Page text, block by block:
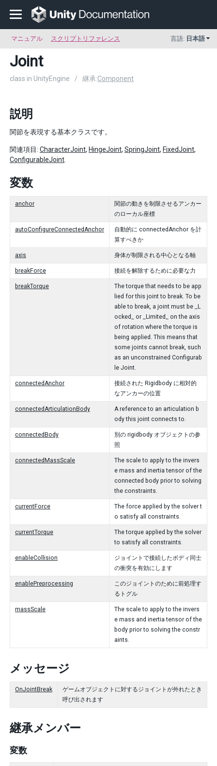
マニュアル スクリプトリファレンス 言語: 日本語
Joint
class in UnityEngine / 継承:Component
説明
関節を表現する基本クラスです。
関連項目: CharacterJoint, HingeJoint, SpringJoint, FixedJoint,
ConfigurableJoint
変数
anchor
関節の動きを制限させるアンカー
のローカル座標
autoConfigureConnectedAnchor
自動的に connectedAnchor を計
算すべきか
axis 身体が制限される中心となる軸
breakForce 接続を解除するために必要な力
breakTorque
The torque that needs to be app
lied for this joint to break. To be
able to break, a joint must be _L
ocked_ or _Limited_ on the axis
of rotation where the torque is
being applied. This means that
some joints cannot break, such
as an unconstrained Configurab
le Joint.
connectedAnchor
接続された Rigidbody に相対的
なアンカーの位置
connectedArticulationBody
A reference to an articulation b
ody this joint connects to.
connectedBody
別の rigidbody オブジェクトの参
照
connectedMassScale
The scale to apply to the invers
e mass and inertia tensor of the
connected body prior to solving
the constraints.
currentForce
The force applied by the solver t
o satisfy all constraints.
currentTorque
The torque applied by the solver
to satisfy all constraints.
enableCollision
ジョイントで接続したボディ同士
の衝突を有効にします
enablePreprocessing
このジョイントのために前処理す
るトグル
massScale
The scale to apply to the invers
e mass and inertia tensor of the
body prior to solving the constr
aints.
メッセージ
OnJointBreak
ゲームオブジェクトに対するジョイントが外れたとき
呼び出されます
継承メンバー
変数